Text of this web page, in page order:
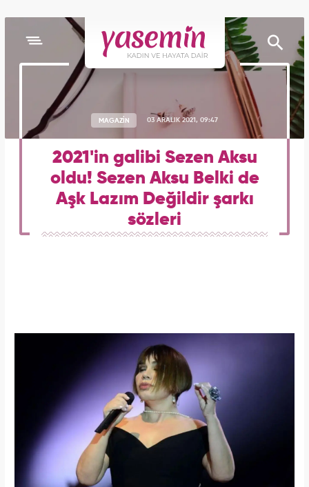
MAGAZİN 03 ARALIK 2021, 09:47
2021'in galibi Sezen Aksu
oldu! Sezen Aksu Belki de
Aşk Lazım Değildir şarkı
sözleri